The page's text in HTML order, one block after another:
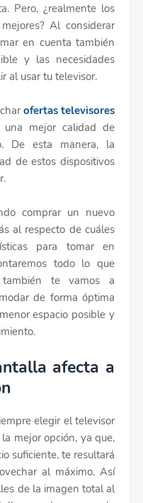
Pero, ¿realmente los
Al considerar
en cuenta también
y las necesidades
al usar tu televisor.
ofertas televisores
mejor calidad de
De esta manera, la
de estos dispositivos
comprar un nuevo
al respecto de cuáles
para tomar en
todo lo que
te vamos a
de forma óptima
espacio posible y
afecta a
elegir el televisor
mejor opción, ya que,
suficiente, te resultará
al máximo. Así
de la imagen total al